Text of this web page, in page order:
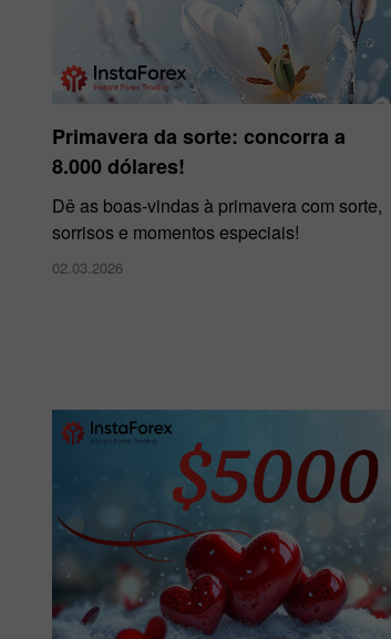
Primavera da sorte: concorra a
8.000 dólares!
Dê as boas-vindas à primavera com sorte,
sorrisos e momentos especiais!
02.03.2026